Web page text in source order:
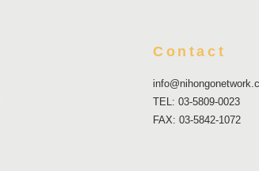
Contact
TEL: 03-5809-0023
FAX: 03-5842-1072